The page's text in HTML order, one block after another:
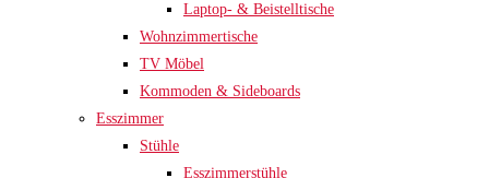
Laptop- & Beistelltische
Wohnzimmertische
TV Möbel
Kommoden & Sideboards
Esszimmer
Stühle
Esszimmerstühle